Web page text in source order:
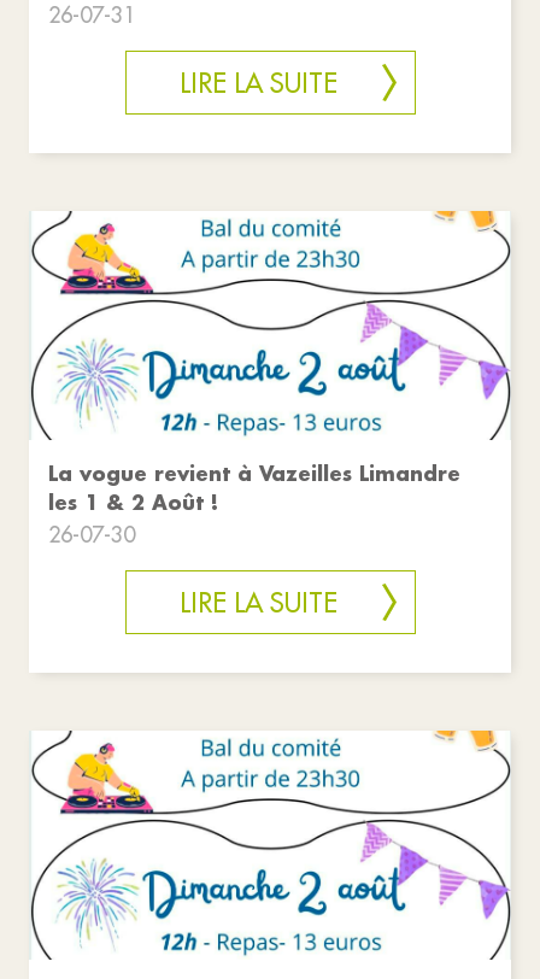
26-07-31
LIRE LA SUITE
La vogue revient à Vazeilles Limandre
les 1 & 2 Août !
26-07-30
LIRE LA SUITE